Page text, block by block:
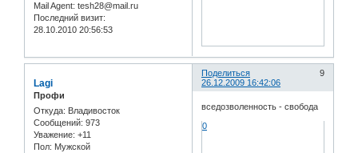
Mail Agent: tesh28@mail.ru
Последний визит:
28.10.2010 20:56:53
Поделиться
9
26.12.2009 16:42:06
Lagi
Профи
Откуда: Владивосток
Сообщений: 973
Уважение: +11
Пол: Мужской
вседозволенность - свобода
0